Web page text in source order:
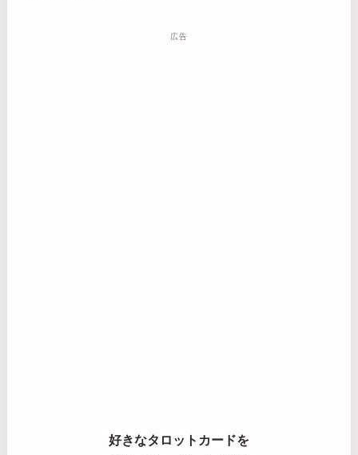
広告
好きなタロットカードを